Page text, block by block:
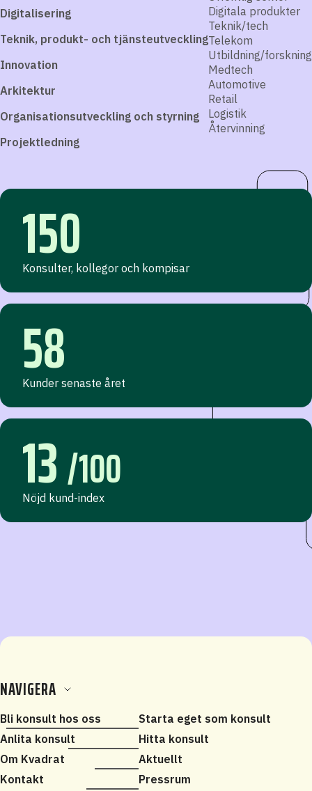
Digitalisering
Teknik, produkt- och tjänsteutveckling
Innovation
Arkitektur
Organisationsutveckling och styrning
Projektledning
Digitala produkter
Teknik/tech
Telekom
Utbildning/forskning
Medtech
Automotive
Retail
Logistik
Återvinning
150
Konsulter, kollegor och kompisar
58
Kunder senaste året
13/100
Nöjd kund-index
NAVIGERA
Bli konsult hos oss
Starta eget som konsult
Anlita konsult
Hitta konsult
Om Kvadrat
Aktuellt
Kontakt
Pressrum